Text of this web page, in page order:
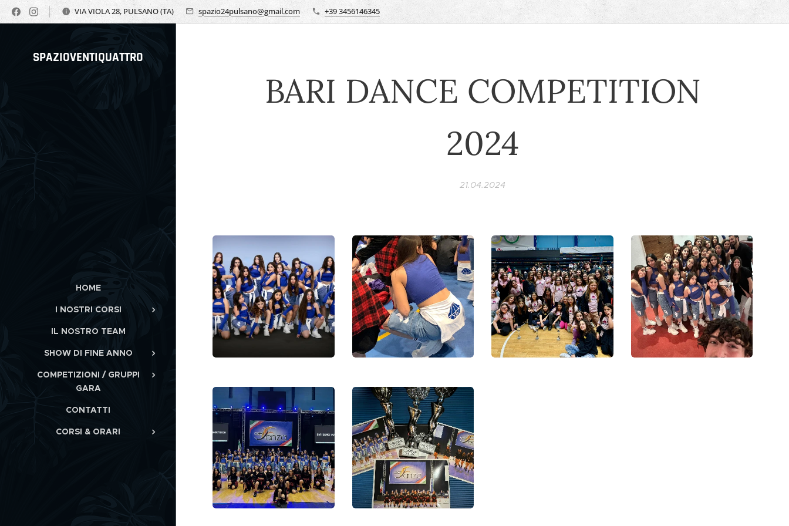
VIA VIOLA 28, PULSANO (TA) spazio24pulsano@gmail.com +39 3456146345
SPAZIOVENTIQUATTRO
HOME
I NOSTRI CORSI
IL NOSTRO TEAM
SHOW DI FINE ANNO
COMPETIZIONI / GRUPPI
GARA
CONTATTI
CORSI & ORARI
BARI DANCE COMPETITION
2024
21.04.2024